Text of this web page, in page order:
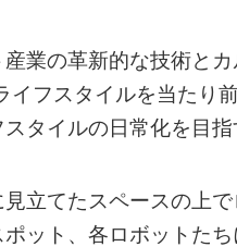
業の革新的な技術と
フスタイルを当たり
タイルの日常化を目指
立てたスペースの上で
ット、各ロボットた